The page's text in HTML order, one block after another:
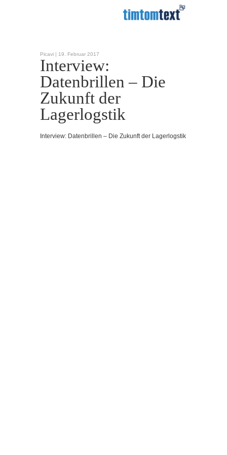
Picavi | 19. Februar 2017
Interview:
Datenbrillen – Die
Zukunft der
Lagerlogstik
Interview: Datenbrillen – Die Zukunft der Lagerlogstik